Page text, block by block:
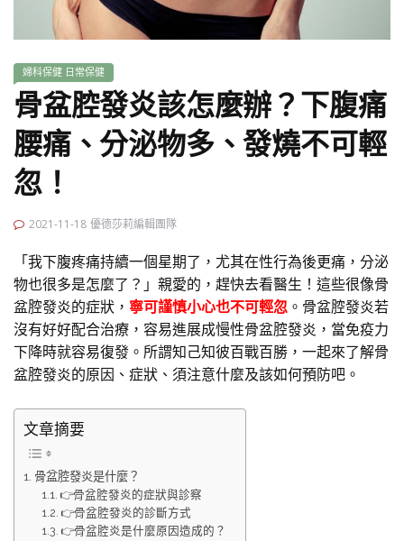
婦科保健 日常保健
骨盆腔發炎該怎麼辦？下腹痛
腰痛、分泌物多、發燒不可輕
忽！
2021-11-18 優德莎莉編輯團隊
「我下腹疼痛持續一個星期了，尤其在性行為後更痛，分泌
物也很多是怎麼了？」親愛的，趕快去看醫生！這些很像骨
盆腔發炎的症狀， 寧可謹慎小心也不可輕忽 。骨盆腔發炎若
沒有好好配合治療，容易進展成慢性骨盆腔發炎，當免疫力
下降時就容易復發。所謂知己知彼百戰百勝，一起來了解骨
盆腔發炎的原因、症狀、須注意什麼及該如何預防吧。
文章摘要
骨盆腔發炎是什麼？
👉骨盆腔發炎的症狀與診察
👉骨盆腔發炎的診斷方式
👉骨盆腔炎是什麼原因造成的？